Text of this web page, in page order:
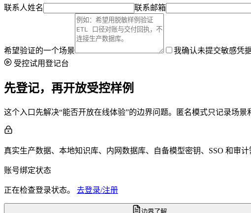
联系人姓名 联系邮箱
希望验证的一个场景 我确认未提交敏感凭
受控试用登记台
先登记，再开放受控样例
这个入口先解决“能否开放在线体验”的边界问题。匿名模式只记录场
真实生产数据、本地知识库、内网数据库、自备模型密钥、SSO 和审
账号绑定状态
正在检查登录状态。 去登录/注册